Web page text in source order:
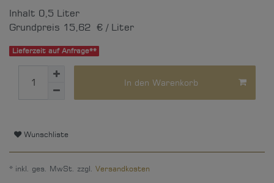
Inhalt 0,5 Liter
Grundpreis 15,62 € / Liter
Lieferzeit auf Anfrage**
In den Warenkorb
Wunschliste
* inkl. ges. MwSt. zzgl. Versandkosten